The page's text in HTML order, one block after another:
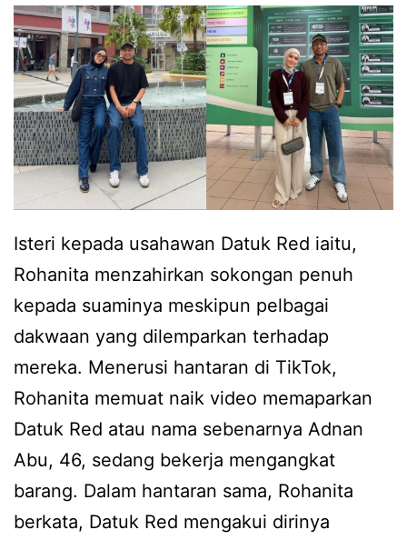
Isteri kepada usahawan Datuk Red iaitu,
Rohanita menzahirkan sokongan penuh
kepada suaminya meskipun pelbagai
dakwaan yang dilemparkan terhadap
mereka. Menerusi hantaran di TikTok,
Rohanita memuat naik video memaparkan
Datuk Red atau nama sebenarnya Adnan
Abu, 46, sedang bekerja mengangkat
barang. Dalam hantaran sama, Rohanita
berkata, Datuk Red mengakui dirinya